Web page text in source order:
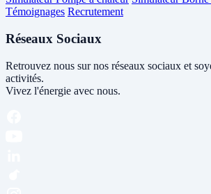
Témoignages Recrutement
Réseaux Sociaux
Retrouvez nous sur nos réseaux sociaux et
activités.
Vivez l'énergie avec nous.